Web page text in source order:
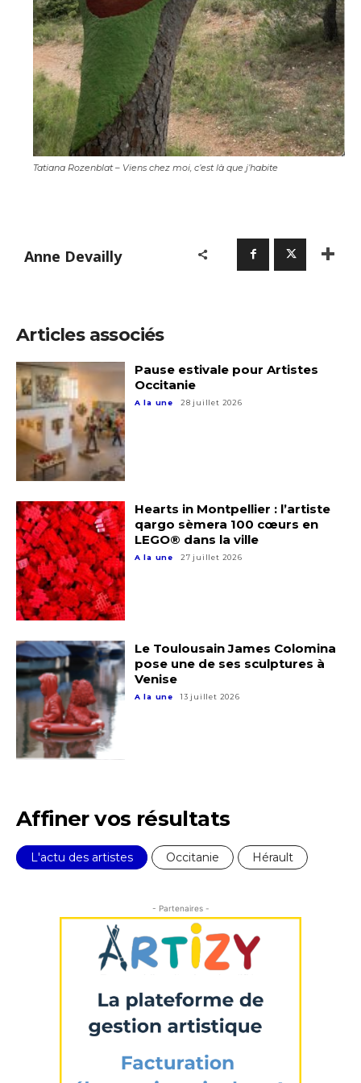
Tatiana Rozenblat – Viens chez moi, c’est là que j’habite
Anne Devailly
Articles associés
Pause estivale pour Artistes
Occitanie
A la une 28 juillet 2026
Hearts in Montpellier : l’artiste
qargo sèmera 100 cœurs en
LEGO® dans la ville
A la une 27 juillet 2026
Le Toulousain James Colomina
pose une de ses sculptures à
Venise
A la une 13 juillet 2026
Affiner vos résultats
L'actu des artistes Occitanie Hérault
- Partenaires -